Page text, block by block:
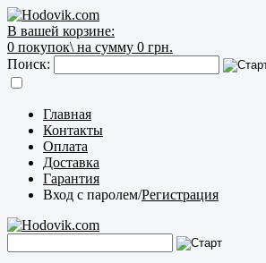
В вашей корзине:
0 покупок\ на сумму 0 грн.
Поиск:
Главная
Контакты
Оплата
Доставка
Гарантия
Вход с паролем/Регистрация